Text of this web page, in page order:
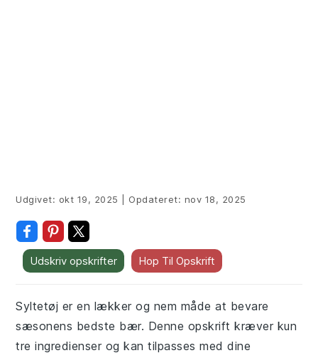
Udgivet: okt 19, 2025 Opdateret: nov 18, 2025
Udskriv opskrifter Hop Til Opskrift
Syltetøj er en lækker og nem måde at bevare
sæsonens bedste bær. Denne opskrift kræver kun
tre ingredienser og kan tilpasses med dine